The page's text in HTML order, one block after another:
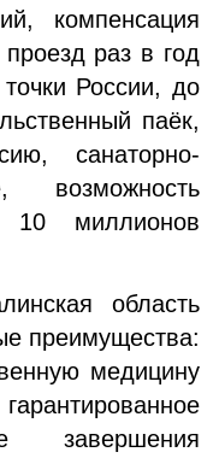
компенсация
раз в год
России, до
паёк,
санаторно-
возможность
10 миллионов
область
преимущества:
медицину
завершения